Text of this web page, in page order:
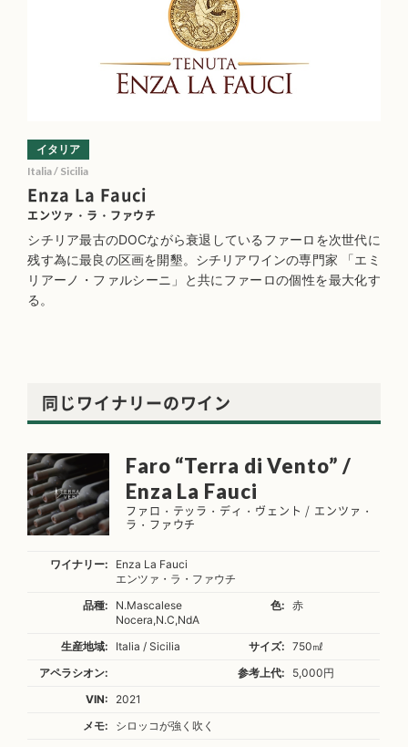
Enza La Fauci
エンツァ・ラ・ファウチ
イタリア
Italia / Sicilia
シチリア最古のDOCながら衰退しているファーロを次世代に
残す為に最良の区画を開墾。シチリアワインの専門家 「エミ
リアーノ・ファルシーニ」と共にファーロの個性を最大化す
る。
同じワイナリーのワイン
Faro “Terra di Vento” /
Enza La Fauci
ファロ・テッラ・ディ・ヴェント / エンツァ・
ラ・ファウチ
ワイナリー:
Enza La Fauci
エンツァ・ラ・ファウチ
品種:
N.Mascalese
Nocera,N.C,NdA
色: 赤
生産地域: Italia / Sicilia サイズ:
750㎖
アペラシオン:
参考上代:
5,000円
VIN:
2021
メモ:
シロッコが強く吹く